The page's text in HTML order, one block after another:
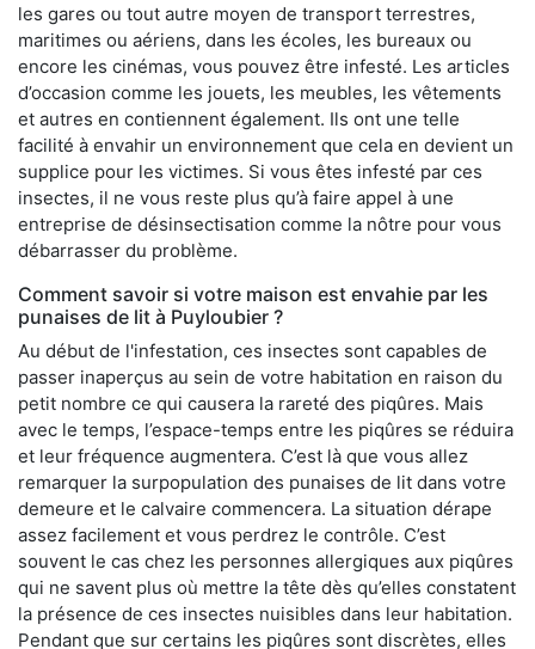
les gares ou tout autre moyen de transport terrestres,
maritimes ou aériens, dans les écoles, les bureaux ou
encore les cinémas, vous pouvez être infesté. Les articles
d’occasion comme les jouets, les meubles, les vêtements
et autres en contiennent également. Ils ont une telle
facilité à envahir un environnement que cela en devient un
supplice pour les victimes. Si vous êtes infesté par ces
insectes, il ne vous reste plus qu’à faire appel à une
entreprise de désinsectisation comme la nôtre pour vous
débarrasser du problème.
Comment savoir si votre maison est envahie par les
punaises de lit à Puyloubier ?
Au début de l'infestation, ces insectes sont capables de
passer inaperçus au sein de votre habitation en raison du
petit nombre ce qui causera la rareté des piqûres. Mais
avec le temps, l’espace-temps entre les piqûres se réduira
et leur fréquence augmentera. C’est là que vous allez
remarquer la surpopulation des punaises de lit dans votre
demeure et le calvaire commencera. La situation dérape
assez facilement et vous perdrez le contrôle. C’est
souvent le cas chez les personnes allergiques aux piqûres
qui ne savent plus où mettre la tête dès qu’elles constatent
la présence de ces insectes nuisibles dans leur habitation.
Pendant que sur certains les piqûres sont discrètes, elles